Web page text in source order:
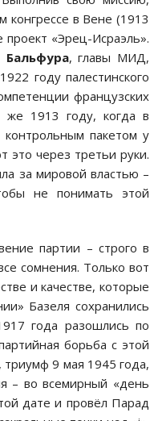
конгрессе в Вене (1913
«Эрец-Исраэль».
Бальфура, главы МИД,
году палестинского
французских
1913 году, когда в
пакетом у
это через третьи руки.
за мировой властью –
не понимать этой
партии – строго в
сомнения. Только вот
и качестве, которые
Базеля сохранились
года разошлись по
борьба с этой
триумф 9 мая 1945 года,
– во всемирный «день
дате и провёл Парад